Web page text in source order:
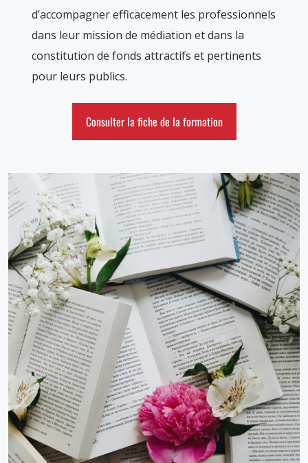
d’accompagner efficacement les professionnels
dans leur mission de médiation et dans la
constitution de fonds attractifs et pertinents
pour leurs publics.
Consulter la fiche de la formation